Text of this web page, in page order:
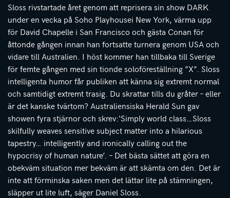
Sloss rivstartade året genom att reprisera sin show DARK
under en vecka på Soho Playhousei New York, värma upp
för David Chapelle i San Francisco och gästa Conan för
åttonde gången innan han fortsatte turnera genom USA och
vidare till Australien. I höst kommer han tillbaka till Sverige
för femte gången med sin tionde soloföreställning ”X”. Sloss
intelligenta humor får publiken att känna sig extremt normal
och samtidigt extremt trasig. Du skrattar tills du gråter – eller
är det kanske tvärtom? Australiensiska Herald Sun gav
showen fyra stjärnor och skrev:‘Simply world class…Sloss
skilfully weaves sensitive subject matter into a hilarious
tapestry… intelligently and ironically calling out the
hypocrisy of human nature’. – Det bästa sättet att göra en
obekväm situation mer bekväm är att skämta om den. Det är
inte att förminska saken men det lättar lite på stämningen,
släpper ut lite luft, säger Daniel Sloss.